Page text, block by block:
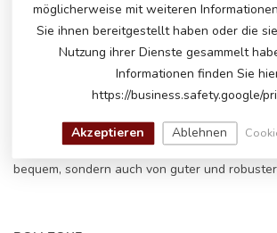
Bequemes Gehen:
Unsere Laufräder sind mit 8-Zoll-Gummireifen
zusammen mit dem weichen Sitz dafür sorgen,
bequem mit unserem Laufrad laufen kann.
Sitz der Laufräder ist verstellbar, sodass das
Kind mitwächst. Unsere Laufräder sind nicht
bequem, sondern auch von guter und
möglicherweise mit weiteren
Sie ihnen bereitgestellt haben oder die
Nutzung ihrer Dienste gesammelt
Informationen finden Sie
https://business.safety.google/
Akzeptieren Ablehnen